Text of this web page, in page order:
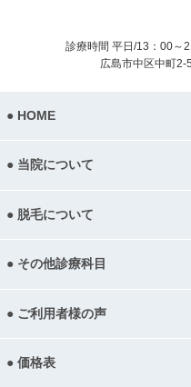
診療時間 平日/13：00～
広島市中区中町
HOME
当院について
脱毛について
その他診療科目
ご利用者様の声
価格表